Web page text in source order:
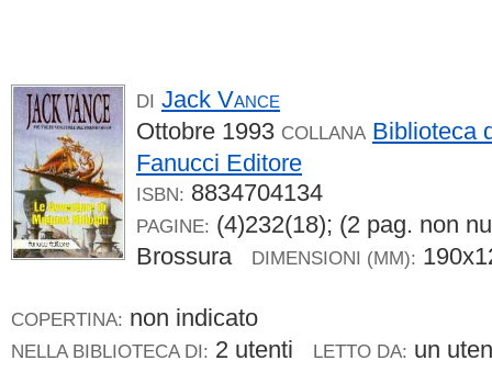
DI Jack Vance
Ottobre 1993 COLLANA Biblioteca
Fanucci Editore
ISBN: 8834704134
PAGINE: (4)232(18); (2 pag. non
Brossura
DIMENSIONI (MM):
COPERTINA: non indicato
NELLA BIBLIOTECA DI: 2 utenti LETTO DA: un